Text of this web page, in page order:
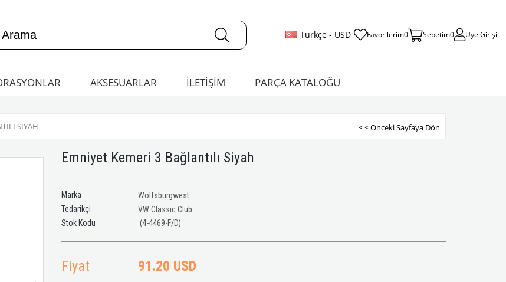
Türkçe - USD Favorilerim0 Sepetim0 Üye Girişi
AKSESUARLAR İLETİŞİM PARÇA KATALOĞU
SIYAH < < Önceki Sayfaya Dön
Emniyet Kemeri 3 Bağlantılı Siyah
Marka
Wolfsburgwest
Tedarikçi
VW Classic Club
(4-4469-F/D)
Fiyat 91.20 USD